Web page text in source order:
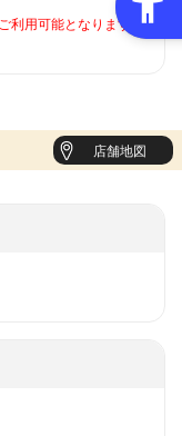
利用可能となります。
店舗地図